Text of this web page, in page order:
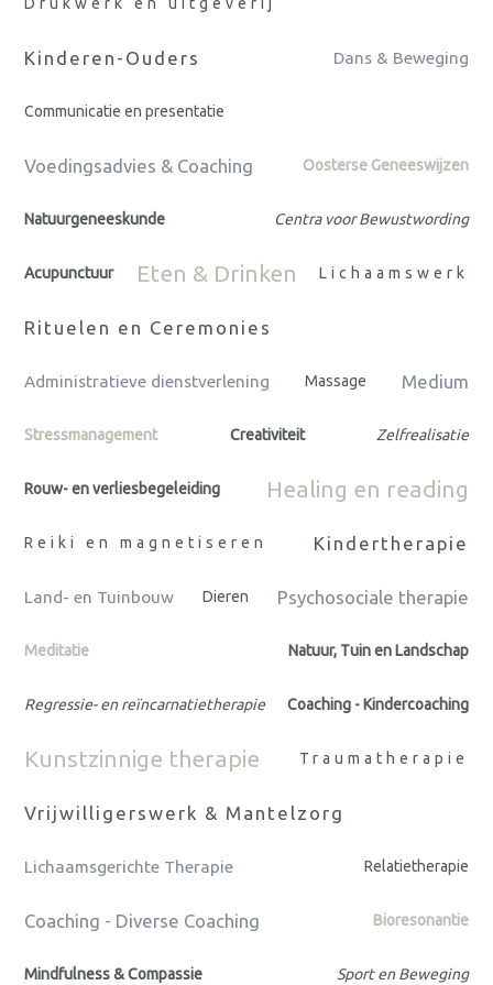
Drukwerk en uitgeverij
Kinderen-Ouders Dans & Beweging
Communicatie en presentatie
Voedingsadvies & Coaching Oosterse Geneeswijzen
Natuurgeneeskunde Centra voor Bewustwording
Acupunctuur Eten & Drinken Lichaamswerk
Rituelen en Ceremonies
Administratieve dienstverlening Massage Medium
Stressmanagement Creativiteit Zelfrealisatie
Rouw- en verliesbegeleiding Healing en reading
Reiki en magnetiseren Kindertherapie
Land- en Tuinbouw Dieren Psychosociale therapie
Meditatie Natuur, Tuin en Landschap
Regressie- en reïncarnatietherapie Coaching - Kindercoaching
Kunstzinnige therapie Traumatherapie
Vrijwilligerswerk & Mantelzorg
Lichaamsgerichte Therapie Relatietherapie
Coaching - Diverse Coaching Bioresonantie
Mindfulness & Compassie Sport en Beweging